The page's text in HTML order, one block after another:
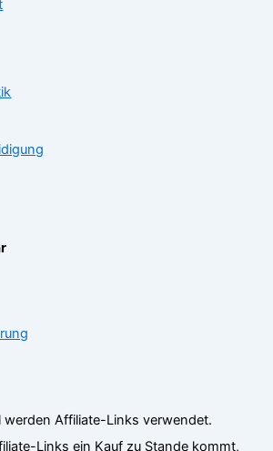
werden Affiliate-Links verwendet.
Links ein Kauf zu Stande kommt,